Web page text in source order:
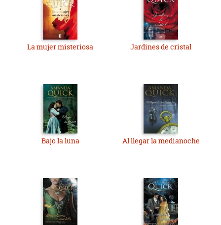
La mujer misteriosa Jardines de cristal
Bajo la luna Al llegar la medianoche